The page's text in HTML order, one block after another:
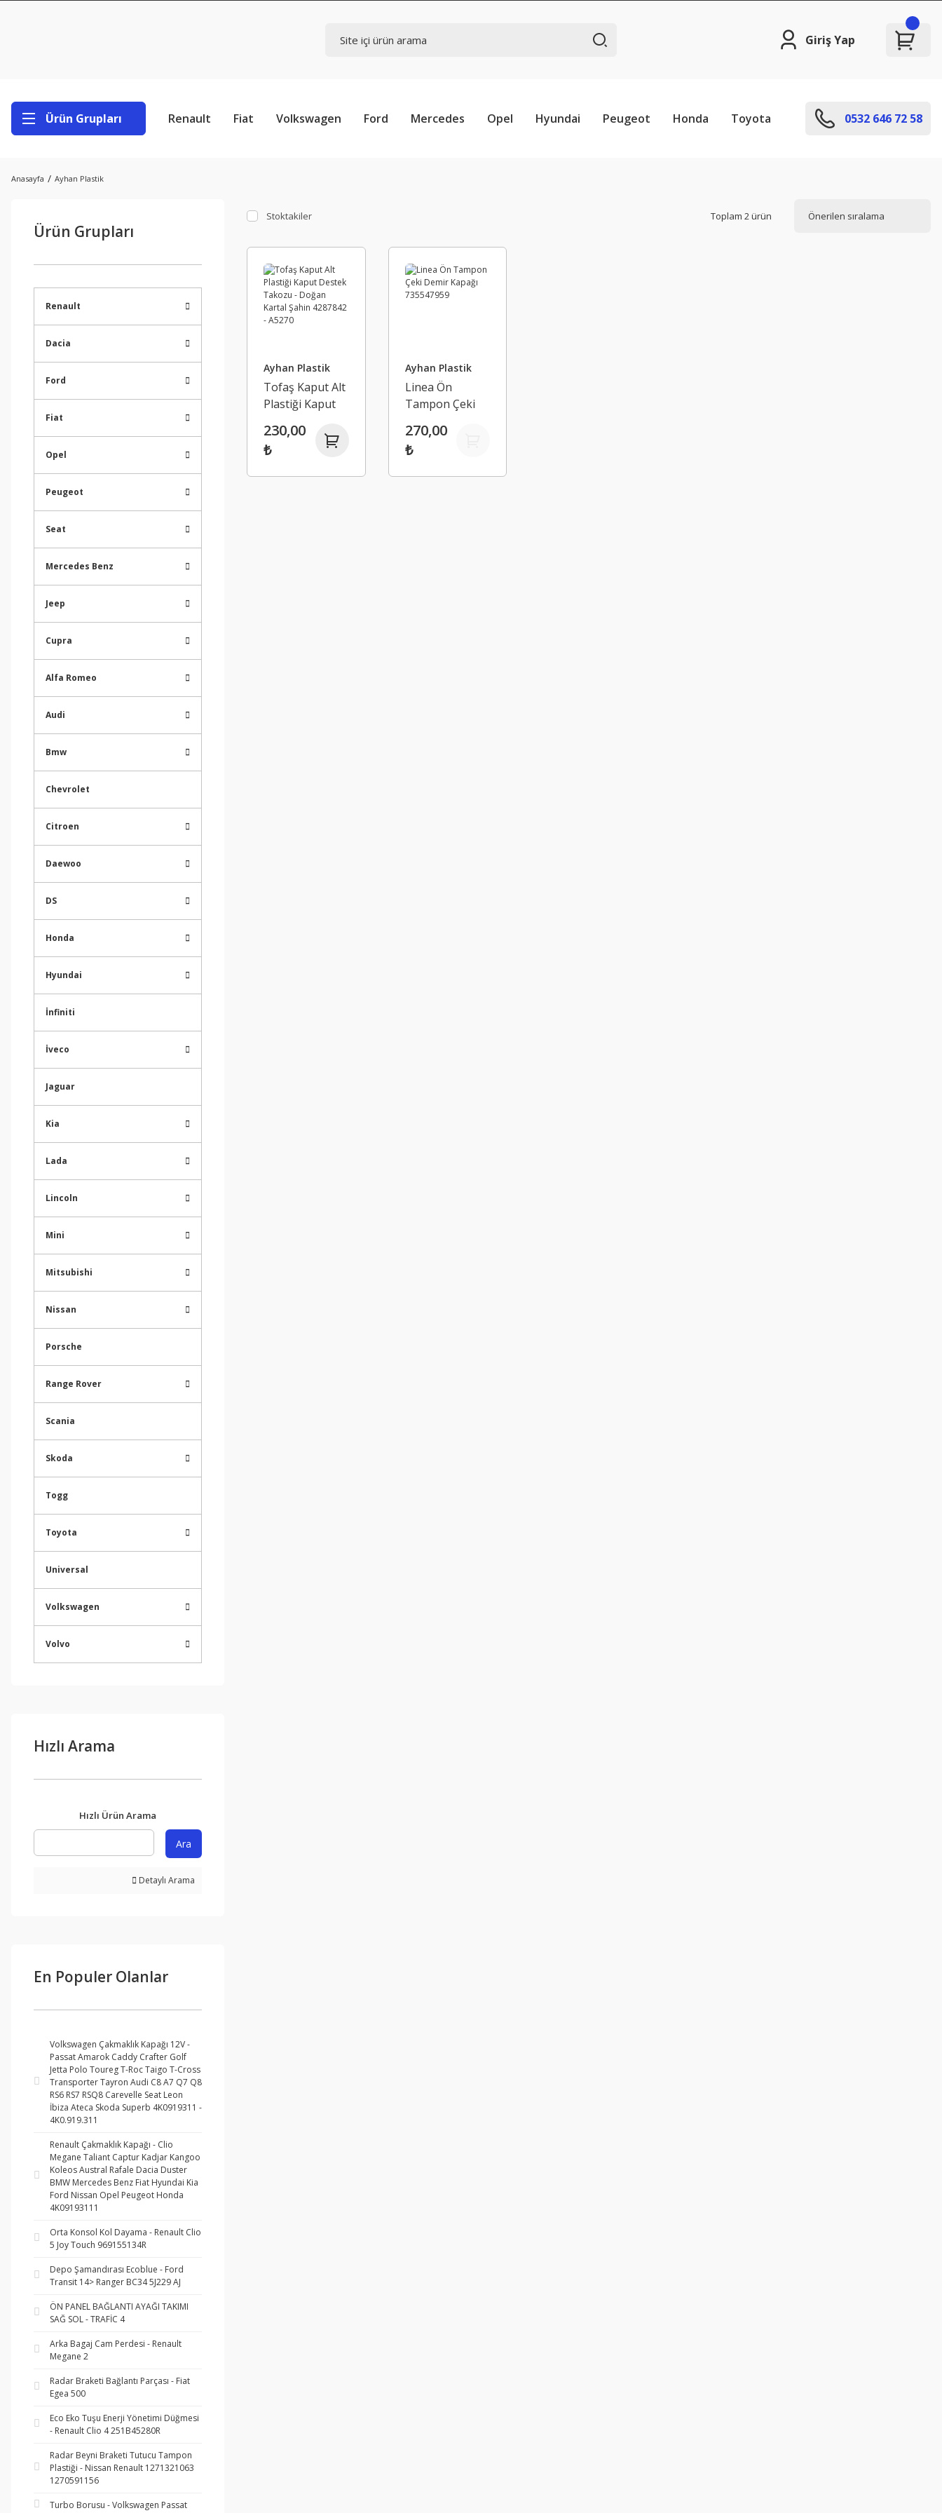
Giriş Yap
Ürün Grupları Renault Fiat Volkswagen Ford Mercedes Opel Hyundai Peugeot Honda Toyota 0532 646 72 58
Anasayfa Ayhan Plastik
Ürün Grupları
Renault
Dacia
Ford
Fiat
Opel
Peugeot
Seat
Mercedes Benz
Jeep
Cupra
Alfa Romeo
Audi
Bmw
Chevrolet
Citroen
Daewoo
DS
Honda
Hyundai
İnfiniti
İveco
Jaguar
Kia
Lada
Lincoln
Mini
Mitsubishi
Nissan
Porsche
Range Rover
Scania
Skoda
Togg
Toyota
Universal
Volkswagen
Volvo
Hızlı Arama
Hızlı Ürün Arama
Ara
Detaylı Arama
En Populer Olanlar
Volkswagen Çakmaklık Kapağı 12V -
Passat Amarok Caddy Crafter Golf
Jetta Polo Toureg T-Roc Taigo T-Cross
Transporter Tayron Audi C8 A7 Q7 Q8
RS6 RS7 RSQ8 Carevelle Seat Leon
İbiza Ateca Skoda Superb 4K0919311 -
4K0.919.311
Renault Çakmaklık Kapağı - Clio
Megane Taliant Captur Kadjar Kangoo
Koleos Austral Rafale Dacia Duster
BMW Mercedes Benz Fiat Hyundai Kia
Ford Nissan Opel Peugeot Honda
4K09193111
Orta Konsol Kol Dayama - Renault Clio
5 Joy Touch 969155134R
Depo Şamandırası Ecoblue - Ford
Transit 14> Ranger BC34 5J229 AJ
ÖN PANEL BAĞLANTI AYAĞI TAKIMI
SAĞ SOL - TRAFİC 4
Arka Bagaj Cam Perdesi - Renault
Megane 2
Radar Braketi Bağlantı Parçası - Fiat
Egea 500
Eco Eko Tuşu Enerji Yönetimi Düğmesi
- Renault Clio 4 251B45280R
Radar Beyni Braketi Tutucu Tampon
Plastiği - Nissan Renault 1271321063
1270591156
Turbo Borusu - Volkswagen Passat
Stoktakiler Toplam 2 ürün
Ayhan Plastik
Tofaş Kaput Alt
Plastiği Kaput
- Doğan Kartal
Şahin 4287842 -
230,00
₺
Ayhan Plastik
Linea Ön
Tampon Çeki
735547959
270,00
₺